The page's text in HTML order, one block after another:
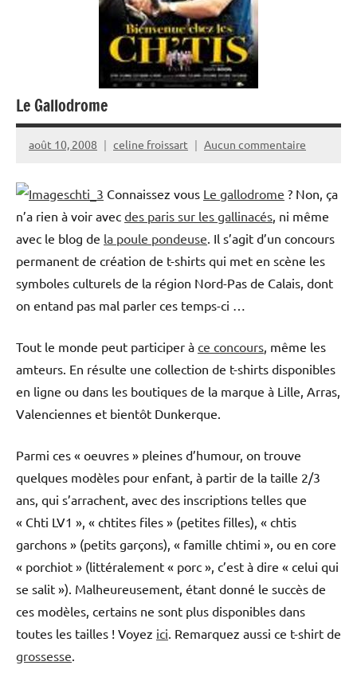
Le Gallodrome
août 10, 2008 celine froissart Aucun commentaire
Connaissez vous Le gallodrome ? Non, ça
n’a rien à voir avec des paris sur les gallinacés , ni même
avec le blog de la poule pondeuse . Il s’agit d’un concours
permanent de création de t-shirts qui met en scène les
symboles culturels de la région Nord-Pas de Calais, dont
on entand pas mal parler ces temps-ci …
Tout le monde peut participer à ce concours , même les
amteurs. En résulte une collection de t-shirts disponibles
en ligne ou dans les boutiques de la marque à Lille, Arras,
Valenciennes et bientôt Dunkerque.
Parmi ces « oeuvres » pleines d’humour, on trouve
quelques modèles pour enfant, à partir de la taille 2/3
ans, qui s’arrachent, avec des inscriptions telles que
« Chti LV1 », « chtites files » (petites filles), « chtis
garchons » (petits garçons), « famille chtimi », ou en core
« porchiot » (littéralement « porc », c’est à dire « celui qui
se salit »). Malheureusement, étant donné le succès de
ces modèles, certains ne sont plus disponibles dans
toutes les tailles ! Voyez ici . Remarquez aussi ce t-shirt de
grossesse